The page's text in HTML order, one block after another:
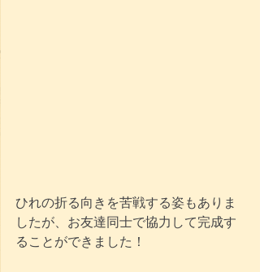
ひれの折る向きを苦戦する姿もありま
したが、お友達同士で協力して完成す
ることができました！